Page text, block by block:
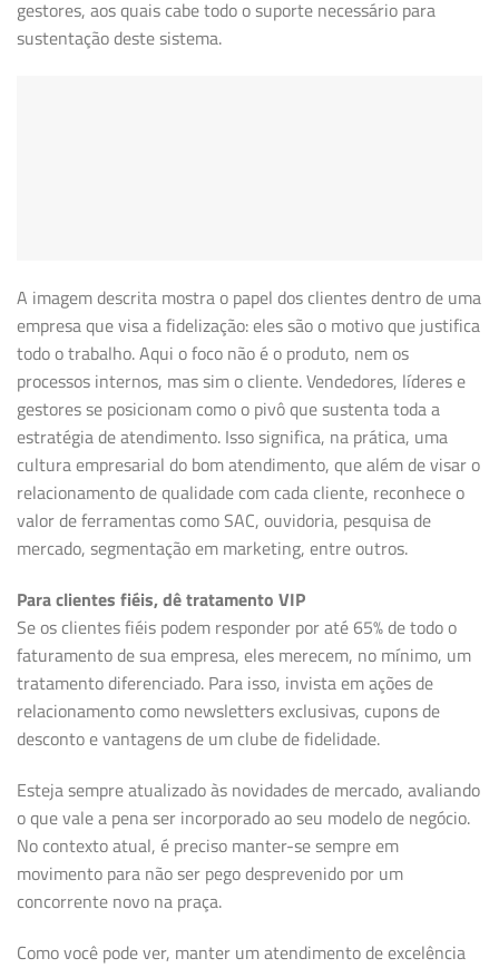
gestores, aos quais cabe todo o suporte necessário para
sustentação deste sistema.
A imagem descrita mostra o papel dos clientes dentro de uma
empresa que visa a fidelização: eles são o motivo que justifica
todo o trabalho. Aqui o foco não é o produto, nem os
processos internos, mas sim o cliente. Vendedores, líderes e
gestores se posicionam como o pivô que sustenta toda a
estratégia de atendimento. Isso significa, na prática, uma
cultura empresarial do bom atendimento, que além de visar o
relacionamento de qualidade com cada cliente, reconhece o
valor de ferramentas como SAC, ouvidoria, pesquisa de
mercado, segmentação em marketing, entre outros.
Para clientes fiéis, dê tratamento VIP
Se os clientes fiéis podem responder por até 65% de todo o
faturamento de sua empresa, eles merecem, no mínimo, um
tratamento diferenciado. Para isso, invista em ações de
relacionamento como newsletters exclusivas, cupons de
desconto e vantagens de um clube de fidelidade.
Esteja sempre atualizado às novidades de mercado, avaliando
o que vale a pena ser incorporado ao seu modelo de negócio.
No contexto atual, é preciso manter-se sempre em
movimento para não ser pego desprevenido por um
concorrente novo na praça.
Como você pode ver, manter um atendimento de excelência